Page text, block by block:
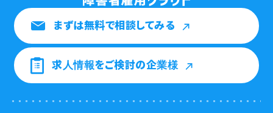
まずは無料で相談してみる
求人情報をご検討の企業様